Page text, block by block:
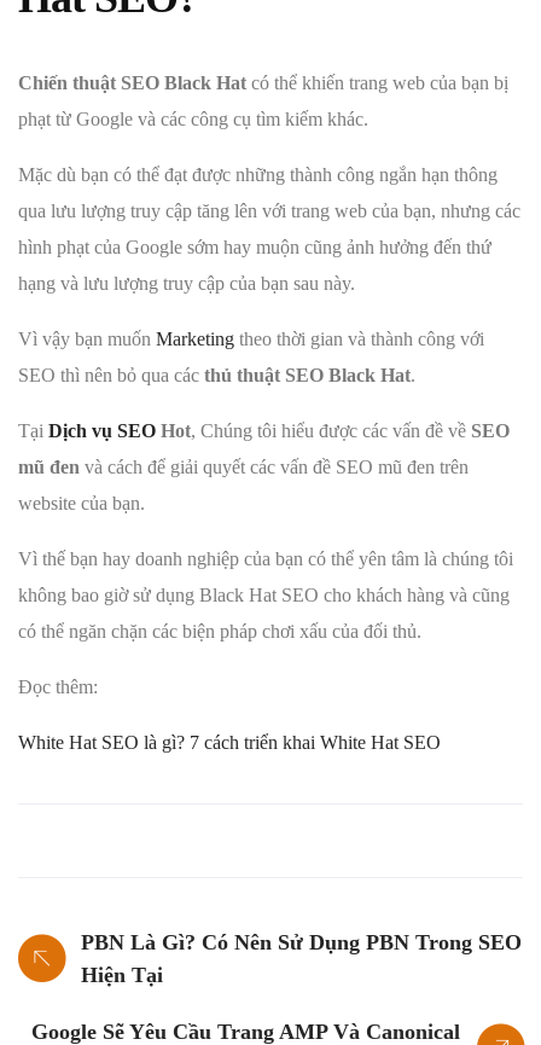
Chiến thuật SEO Black Hat có thể khiến trang web của bạn bị
phạt từ Google và các công cụ tìm kiếm khác.
Mặc dù bạn có thể đạt được những thành công ngắn hạn thông
qua lưu lượng truy cập tăng lên với trang web của bạn, nhưng các
hình phạt của Google sớm hay muộn cũng ảnh hưởng đến thứ
hạng và lưu lượng truy cập của bạn sau này.
Vì vậy bạn muốn Marketing theo thời gian và thành công với
SEO thì nên bỏ qua các thủ thuật SEO Black Hat.
Tại Dịch vụ SEO Hot, Chúng tôi hiểu được các vấn đề về SEO
mũ đen và cách để giải quyết các vấn đề SEO mũ đen trên
website của bạn.
Vì thế bạn hay doanh nghiệp của bạn có thể yên tâm là chúng tôi
không bao giờ sử dụng Black Hat SEO cho khách hàng và cũng
có thể ngăn chặn các biện pháp chơi xấu của đối thủ.
Đọc thêm:
White Hat SEO là gì? 7 cách triển khai White Hat SEO
PBN Là Gì? Có Nên Sử Dụng PBN Trong SEO
Hiện Tại
Google Sẽ Yêu Cầu Trang AMP Và Canonical